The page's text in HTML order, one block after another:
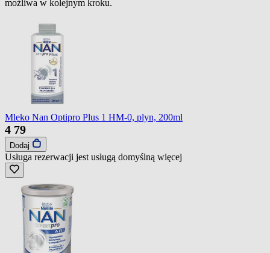
możliwa w kolejnym kroku.
Mleko Nan Optipro Plus 1 HM-0, plyn, 200ml
4 79
Dodaj
Usługa rezerwacji jest usługą domyślną więcej